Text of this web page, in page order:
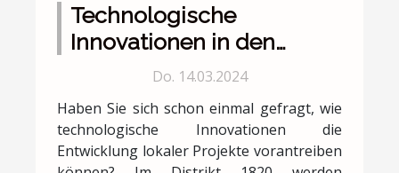
Technologische
Innovationen in den
Projekten des Distrikts
Do. 14.03.2024
Haben Sie sich schon einmal gefragt, wie
technologische Innovationen die
Entwicklung lokaler Projekte vorantreiben